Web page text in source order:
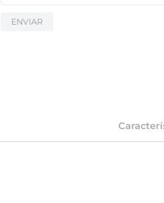
ENVIAR